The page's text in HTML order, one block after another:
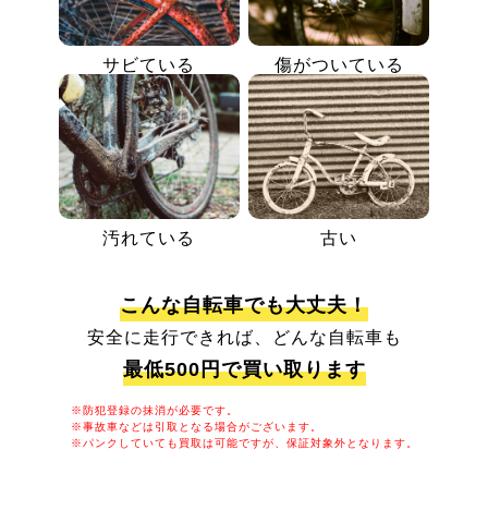
サビている 傷がついている
汚れている 古い
こんな自転車でも大丈夫！
安全に走行できれば、どんな自転車も
最低500円で買い取ります
※防犯登録の抹消が必要です。
※事故車などは引取となる場合がございます。
※パンクしていても買取は可能ですが、保証対象外となります。